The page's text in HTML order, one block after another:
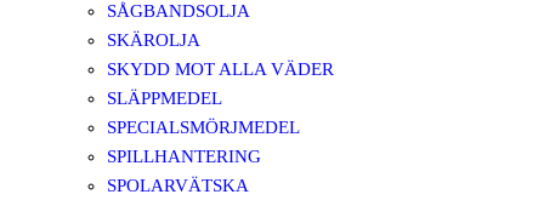
SÅGBANDSOLJA
SKÄROLJA
SKYDD MOT ALLA VÄDER
SLÄPPMEDEL
SPECIALSMÖRJMEDEL
SPILLHANTERING
SPOLARVÄTSKA